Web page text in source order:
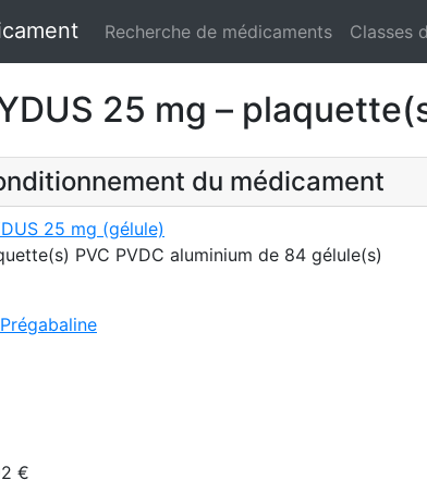
Recherche de médicaments Classes
25 mg –
du médicament
25 mg (gélule)
PVC PVDC aluminium de 84 gélule(s)
€